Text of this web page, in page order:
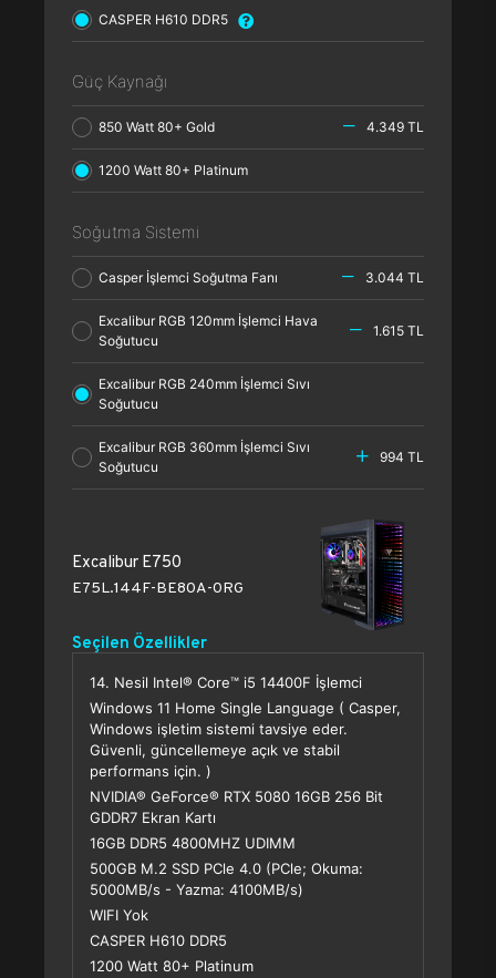
CASPER H610 DDR5
Güç Kaynağı
850 Watt 80+ Gold 4.349 TL
1200 Watt 80+ Platinum
Soğutma Sistemi
Casper İşlemci Soğutma Fanı 3.044 TL
Excalibur RGB 120mm İşlemci Hava
Soğutucu
1.615 TL
Excalibur RGB 240mm İşlemci Sıvı
Soğutucu
Excalibur RGB 360mm İşlemci Sıvı
Soğutucu
994 TL
Excalibur E750
E75L.144F-BE80A-0RG
Seçilen Özellikler
14. Nesil Intel® Core™ i5 14400F İşlemci
Windows 11 Home Single Language ( Casper,
Windows işletim sistemi tavsiye eder.
Güvenli, güncellemeye açık ve stabil
performans için. )
NVIDIA® GeForce® RTX 5080 16GB 256 Bit
GDDR7 Ekran Kartı
16GB DDR5 4800MHZ UDIMM
500GB M.2 SSD PCle 4.0 (PCle; Okuma:
5000MB/s - Yazma: 4100MB/s)
WIFI Yok
CASPER H610 DDR5
1200 Watt 80+ Platinum